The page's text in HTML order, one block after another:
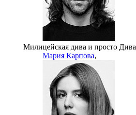
Милицейская дива и просто Дива
Мария Карпова,